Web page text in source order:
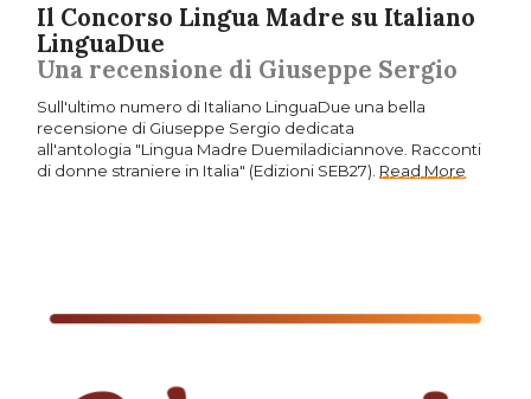
Il Concorso Lingua Madre su Italiano
LinguaDue
Una recensione di Giuseppe Sergio
Sull'ultimo numero di Italiano LinguaDue una bella
recensione di Giuseppe Sergio dedicata
all'antologia "Lingua Madre Duemiladiciannove. Racconti
di donne straniere in Italia" (Edizioni SEB27). Read More